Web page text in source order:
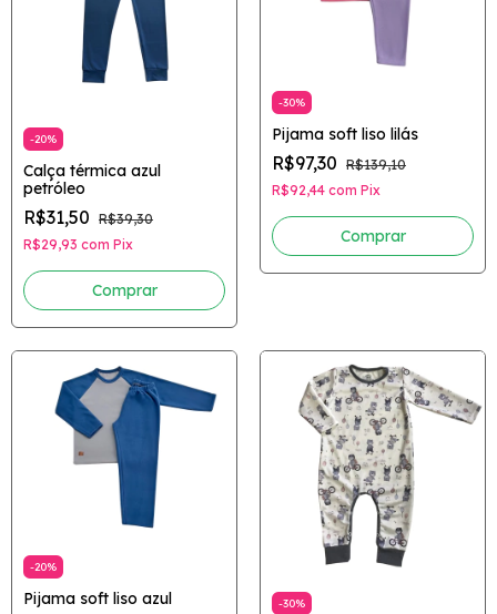
-20%
Calça térmica azul
petróleo
R$31,50 R$39,30
R$29,93 com Pix
Comprar
-30%
Pijama soft liso lilás
R$97,30 R$139,10
R$92,44 com Pix
Comprar
-20%
Pijama soft liso azul -30%